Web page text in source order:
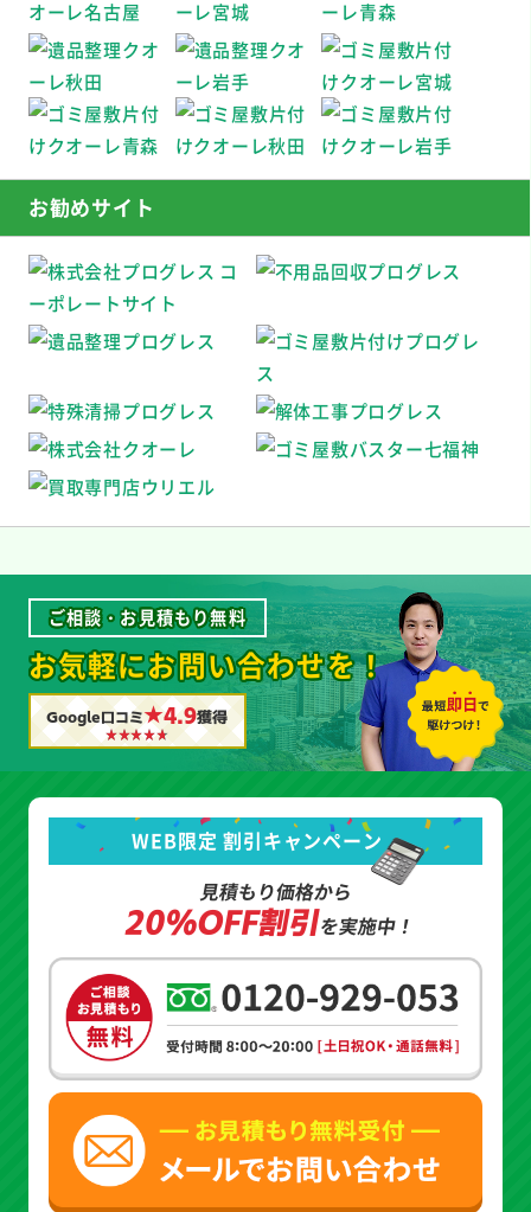
お勧めサイト
ご相談・お見積もり無料
お気軽にお問い合わせを！
Google口コミ★4.9獲得
WEB限定 割引キャンペーン
見積もり価格から
20%OFF割引を実施中！